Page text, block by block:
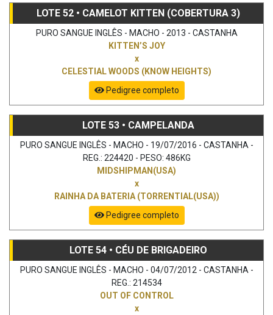
LOTE 52 • CAMELOT KITTEN (COBERTURA 3)
PURO SANGUE INGLÊS - MACHO - 2013 - CASTANHA
KITTEN’S JOY
x
CELESTIAL WOODS (KNOW HEIGHTS)
Pedigree completo
LOTE 53 • CAMPELANDA
PURO SANGUE INGLÊS - MACHO - 19/07/2016 - CASTANHA -
REG.: 224420 - PESO: 486KG
MIDSHIPMAN(USA)
x
RAINHA DA BATERIA (TORRENTIAL(USA))
Pedigree completo
LOTE 54 • CÉU DE BRIGADEIRO
PURO SANGUE INGLÊS - MACHO - 04/07/2012 - CASTANHA -
REG.: 214534
OUT OF CONTROL
x